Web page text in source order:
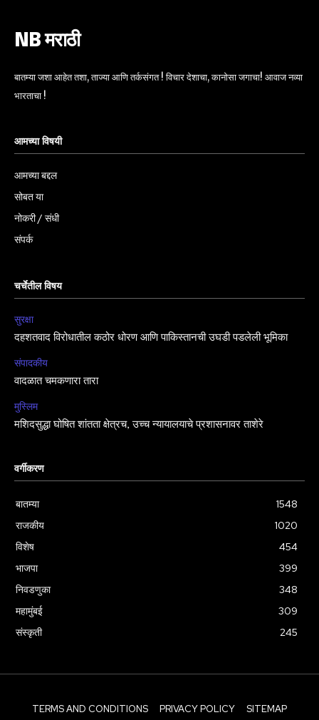
NB मराठी
बातम्या जशा आहेत तशा, ताज्या आणि तर्कसंगत ! विचार देशाचा, कानोसा जगाचा! आवाज नव्या
भारताचा !
आमच्या विषयी
आमच्या बद्दल
सोबत या
नोकरी / संधी
संपर्क
चर्चेतील विषय
सुरक्षा
दहशतवाद विरोधातील कठोर धोरण आणि पाकिस्तानची उघडी पडलेली भूमिका
संपादकीय
वादळात चमकणारा तारा
मुस्लिम
मशिदसुद्धा घोषित शांतता क्षेत्रच, उच्च न्यायालयाचे प्रशासनावर ताशेरे
वर्गीकरण
बातम्या
1548
राजकीय
1020
विशेष
454
भाजपा
399
निवडणुका
348
महामुंबई
309
संस्कृती
245
TERMS AND CONDITIONS PRIVACY POLICY SITEMAP